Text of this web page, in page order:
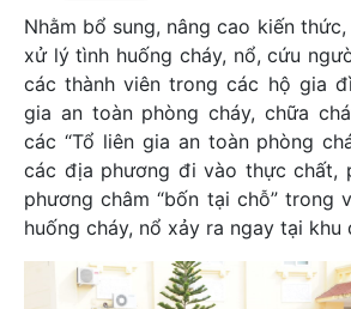
Nhằm bổ sung, nâng cao kiến
xử lý tình huống cháy, nổ, cứu
các thành viên trong các hộ gia
gia an toàn phòng cháy, chữa
các “Tổ liên gia an toàn phòng
các địa phương đi vào thực chất,
phương châm “bốn tại chỗ” trong
huống cháy, nổ xảy ra ngay tại khu